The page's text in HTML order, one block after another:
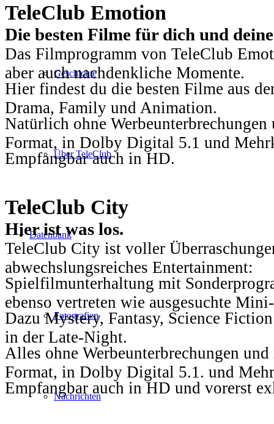
Geschichte
Über TeleClub
Datenbank
Fotografien
Nachrichten
TeleClub Emotion
Die besten Filme für dich und
Das Filmprogramm von TeleClub
aber auch nachdenkliche Momente.
Hier findest du die besten Filme aus
Drama, Family und Animation.
Natürlich ohne
Format, in Dolby Digital 5.1 und
Empfangbar auch in HD.
TeleClub City
Hier ist was los.
TeleClub City ist voller
abwechslungsreiches Entertainment:
Spielfilmunterhaltung mit
ebenso vertreten wie ausgesuchte
Dazu Mystery, Fantasy, Science
in der Late-Night.
Alles ohne Werbeunterbrechungen
Format, in Dolby Digital 5.1. und
Empfangbar auch in HD und vorerst